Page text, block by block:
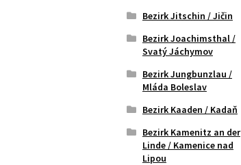
Bezirk Jitschin / Jičin
Bezirk Joachimsthal /
Svatý Jáchymov
Bezirk Jungbunzlau /
Mláda Boleslav
Bezirk Kaaden / Kadaň
Bezirk Kamenitz an der
Linde / Kamenice nad
Lipou